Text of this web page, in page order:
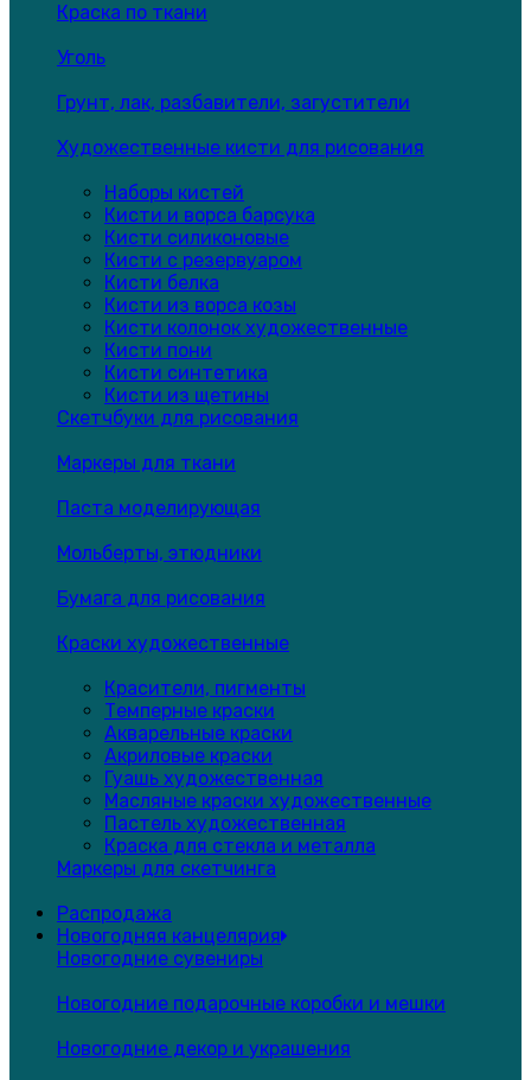
Краска по ткани
Уголь
Грунт, лак, разбавители, загустители
Художественные кисти для рисования
Наборы кистей
Кисти и ворса барсука
Кисти силиконовые
Кисти с резервуаром
Кисти белка
Кисти из ворса козы
Кисти колонок художественные
Кисти пони
Кисти синтетика
Кисти из щетины
Скетчбуки для рисования
Маркеры для ткани
Паста моделирующая
Мольберты, этюдники
Бумага для рисования
Краски художественные
Красители, пигменты
Темперные краски
Акварельные краски
Акриловые краски
Гуашь художественная
Масляные краски художественные
Пастель художественная
Краска для стекла и металла
Маркеры для скетчинга
Распродажа
Новогодняя канцелярия
Новогодние сувениры
Новогодние подарочные коробки и мешки
Новогодние декор и украшения